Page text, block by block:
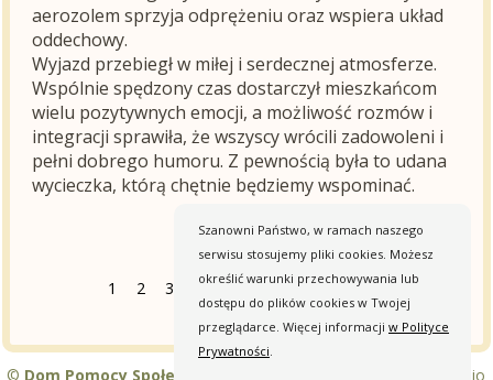
aerozolem sprzyja odprężeniu oraz wspiera układ
oddechowy.
Wyjazd przebiegł w miłej i serdecznej atmosferze.
Wspólnie spędzony czas dostarczył mieszkańcom
wielu pozytywnych emocji, a możliwość rozmów i
integracji sprawiła, że wszyscy wrócili zadowoleni i
pełni dobrego humoru. Z pewnością była to udana
wycieczka, którą chętnie będziemy wspominać.
Strona 1 z 30
1
2 3 4 ... 6 7 8 9 10
© Dom Pomocy Społecznej Kraft Haus 2016. Wykonanie: Studio
Szanowni Państwo, w ramach naszego
serwisu stosujemy pliki cookies. Możesz
określić warunki przechowywania lub
dostępu do plików cookies w Twojej
przeglądarce. Więcej informacji w Polityce
Prywatności.